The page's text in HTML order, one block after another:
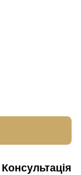
Консультація